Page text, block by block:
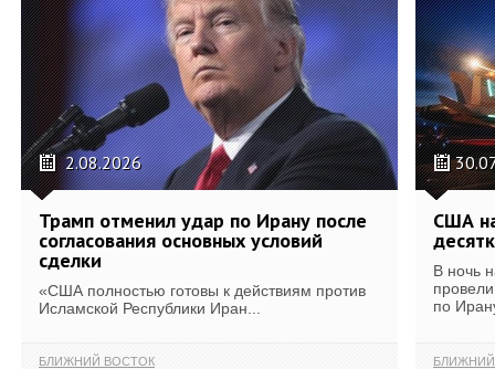
2.08.2026
Трамп отменил удар по Ирану после
согласования основных условий
сделки
«США полностью готовы к действиям против
Исламской Республики Иран...
БЛИЖНИЙ ВОСТОК
США
В ночь
по